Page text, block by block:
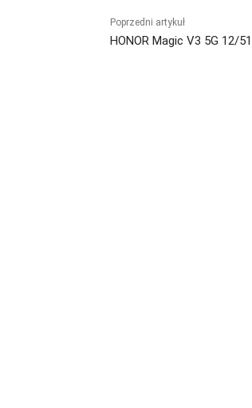
Poprzedni artykuł
HONOR Magic V3 5G 12/